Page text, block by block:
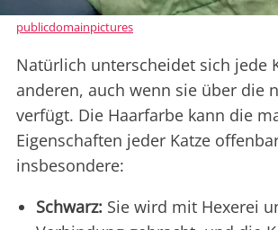
publicdomainpictures
Natürlich unterscheidet sich jede
anderen, auch wenn sie über die
verfügt. Die Haarfarbe kann die
Eigenschaften jeder Katze
insbesondere:
Schwarz: Sie wird mit Hexerei